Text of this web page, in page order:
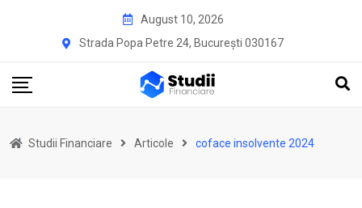
August 10, 2026
Strada Popa Petre 24, București 030167
Studii Financiare Articole coface insolvente 2024